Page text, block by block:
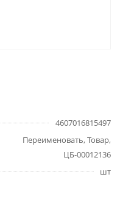
4607016815497
Переименовать, Товар,
ЦБ-00012136
шт